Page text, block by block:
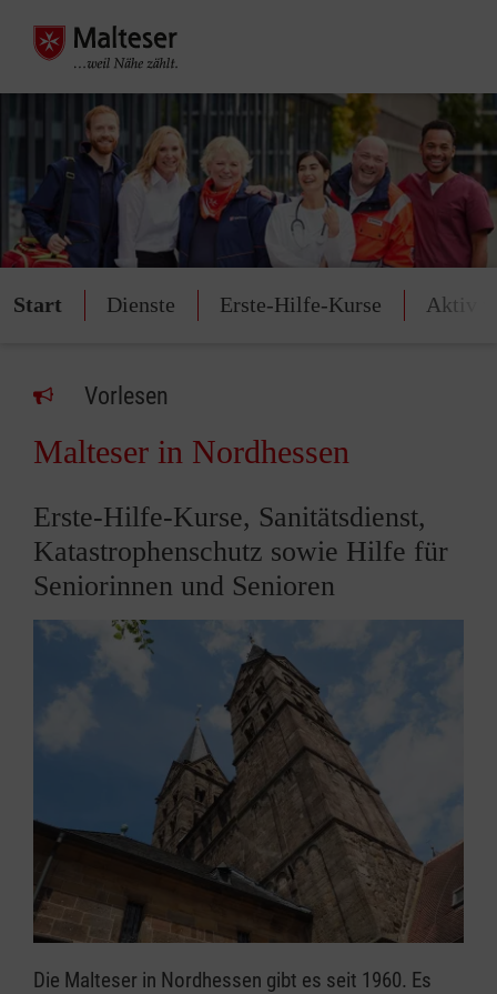
Start Dienste Erste-Hilfe-Kurse Aktiv
Vorlesen
Malteser in Nordhessen
Erste-Hilfe-Kurse, Sanitätsdienst,
Katastrophenschutz sowie Hilfe für
Seniorinnen und Senioren
Die Malteser in Nordhessen gibt es seit 1960. Es